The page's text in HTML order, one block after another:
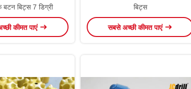
बटन बिट्स 7 डिग्री
कीमत पाएं
बिट्स
सबसे अच्छी कीमत पाएं